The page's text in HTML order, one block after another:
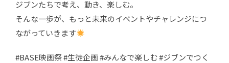
ジブンたちで考え、動き、楽しむ。
そんな一歩が、もっと未来のイベントやチャレンジにつ
ながっていきます
#BASE映画祭 #生徒企画 #みんなで楽しむ #ジブンでつく